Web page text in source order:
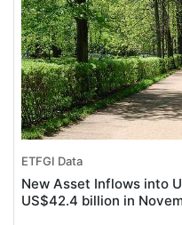
ETFGI Data
New Asset Inflows into
US$42.4 billion in